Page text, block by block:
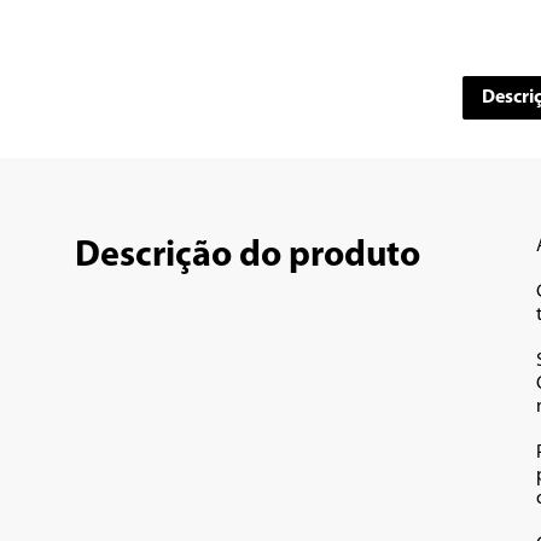
Descrição do produto